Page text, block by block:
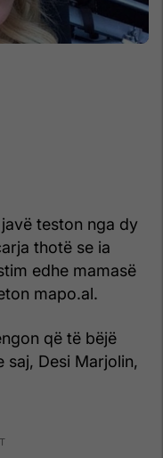
teston nga dy
thotë se ia
edhe mamasë
mapo.al.
që të bëjë
saj, Desi Marjolin,